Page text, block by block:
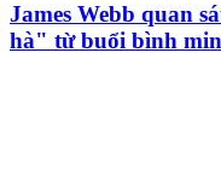
James Webb quan
hà" từ buổi bình